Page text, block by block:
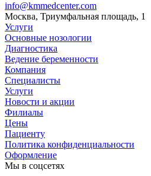
info@kmmedcenter.com
Москва, Триумфальная площадь, 1
Услуги
Основные нозологии
Диагностика
Ведение беременности
Компания
Специалисты
Услуги
Новости и акции
Филиалы
Цены
Пациенту
Политика конфиденциальности
Оформление
Мы в соцсетях